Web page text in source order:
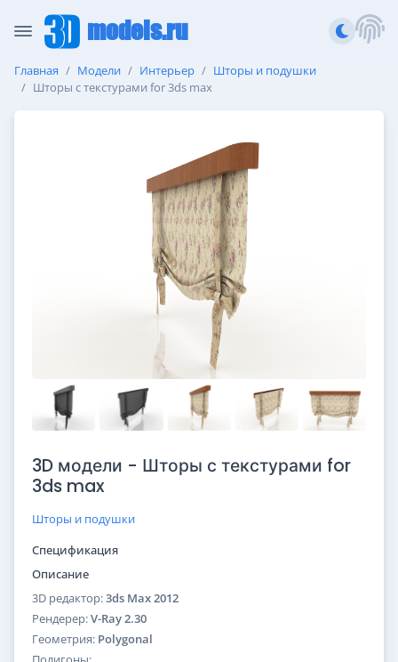
models.ru
Главная Модели Интерьер
Шторы и подушки
Шторы с текстурами for 3ds max
3D модели - Шторы с текстурами for
3ds max
Шторы и подушки
Спецификация
Описание
3D редактор:3ds Max 2012
Рендерер:V-Ray 2.30
Геометрия: Polygonal